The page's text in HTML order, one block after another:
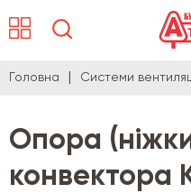
Головна Системи
Опора
конвектора